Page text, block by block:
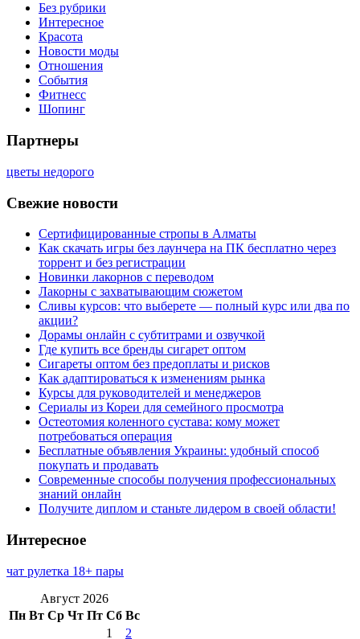
Без рубрики
Интересное
Красота
Новости моды
Отношения
События
Фитнесс
Шопинг
Партнеры
цветы недорого
Свежие новости
Сертифицированные стропы в Алматы
Как скачать игры без лаунчера на ПК бесплатно через
торрент и без регистрации
Новинки лакорнов с переводом
Лакорны с захватывающим сюжетом
Сливы курсов: что выберете — полный курс или два по
акции?
Дорамы онлайн с субтитрами и озвучкой
Где купить все бренды сигарет оптом
Сигареты оптом без предоплаты и рисков
Как адаптироваться к изменениям рынка
Курсы для руководителей и менеджеров
Сериалы из Кореи для семейного просмотра
Остеотомия коленного сустава: кому может
потребоваться операция
Бесплатные объявления Украины: удобный способ
покупать и продавать
Современные способы получения профессиональных
знаний онлайн
Получите диплом и станьте лидером в своей области!
Интересное
чат рулетка 18+ пары
Август 2026
Пн Вт Ср Чт Пт Сб Вс
1
2